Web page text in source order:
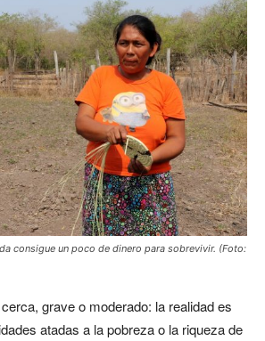
consigue un poco de dinero para sobrevivir. (Foto:
grave o moderado: la realidad es
atadas a la pobreza o la riqueza de